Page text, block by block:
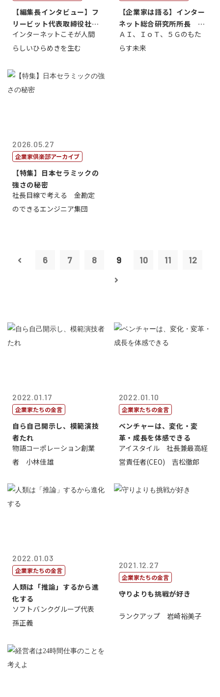
【編集長インタビュー】フ
リービット代表取締役社長
ＣＥＯ 石田...
インターネットこそが人間
らしいひらめきを生む
【企業家は語る】インター
ネット総合研究所所長 ブ
ロードバンド...
ＡＩ、ＩｏＴ、５Ｇのもた
らす未来
2026.05.27
企業家倶楽部アーカイブ
【特集】日本セラミックの
強さの秘密
社長目線で考える 金勘定
のできるエンジニア集団
6 7 8 9 10 11 12
2022.01.17
企業家たちの金言
自ら自己開示し、模範演技
者たれ
物語コーポレーション創業
者 小林佳雄
2022.01.10
企業家たちの金言
ベンチャーは、変化・変
革・成長を体感できる
アイスタイル 社長兼最高経
営責任者(CEO) 吉松徹郎
2022.01.03
企業家たちの金言
人類は「推論」するから進
化する
ソフトバンクグループ代表
孫正義
2021.12.27
企業家たちの金言
守りよりも挑戦が好き
ランクアップ 岩崎裕美子